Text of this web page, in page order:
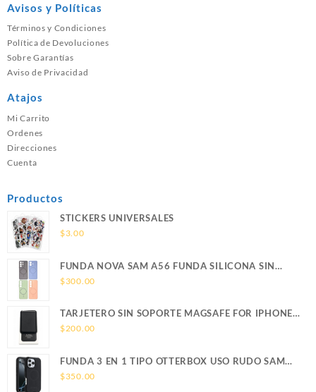
Avisos y Políticas
Términos y Condiciones
Política de Devoluciones
Sobre Garantías
Aviso de Privacidad
Atajos
Mi Carrito
Ordenes
Direcciones
Cuenta
Productos
STICKERS UNIVERSALES
$3.00
FUNDA NOVA SAM A56 FUNDA SILICONA SIN
SOPORTE MAGNETICO SAMSUNG
$300.00
TARJETERO SIN SOPORTE MAGSAFE FOR IPHONE
LEATHER WALLET MAGSAFE
$200.00
FUNDA 3 EN 1 TIPO OTTERBOX USO RUDO SAM
S26 ULTRA SAMSUNG S26 ULTRA
$350.00